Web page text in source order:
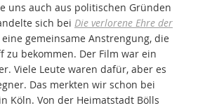
uns auch aus politischen Gründen
sich bei Die verlorene Ehre der
gemeinsame Anstrengung, die
zu bekommen. Der Film war ein
Viele Leute waren dafür, aber es
Das merkten wir schon bei
Köln. Von der Heimatstadt Bölls